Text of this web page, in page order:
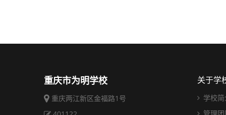
重庆市为明学校
重庆两江新区金福路1号
关于学
学校